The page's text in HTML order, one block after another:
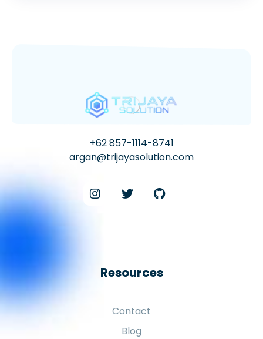
+62 857-1114-8741
argan@trijayasolution.com
Resources
Contact
Blog